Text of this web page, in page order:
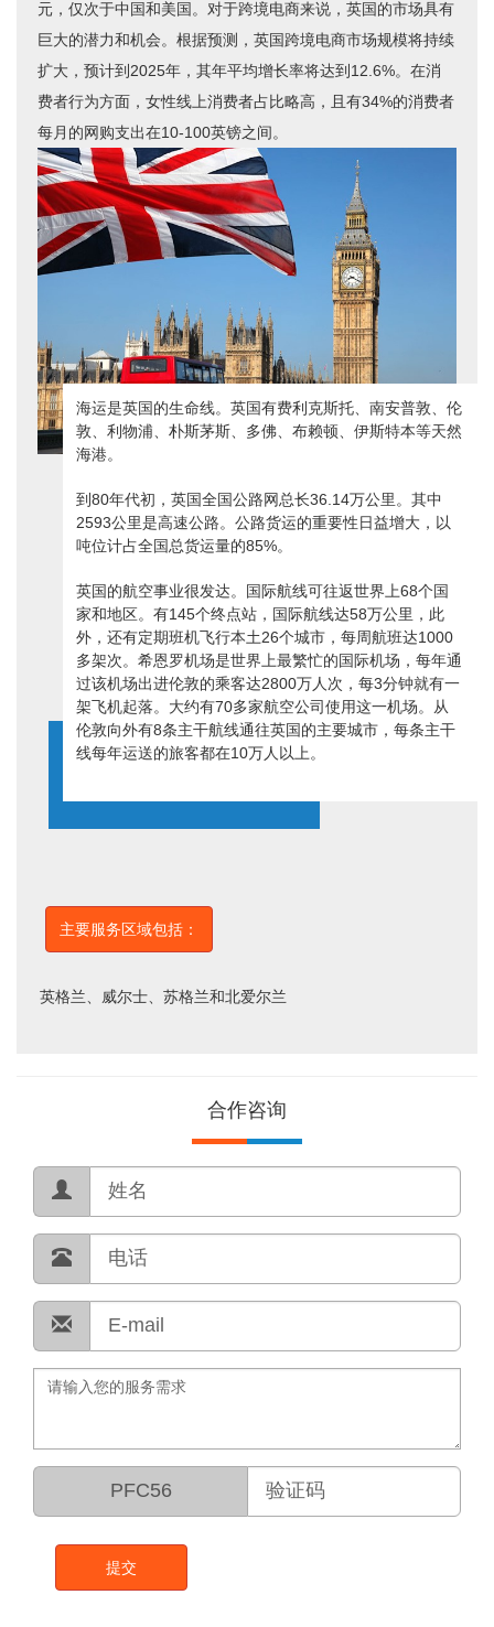
元，仅次于中国和美国。对于跨境电商来说，英国的市场具有
巨大的潜力和机会。根据预测，英国跨境电商市场规模将持续
扩大，预计到2025年，其年平均增长率将达到12.6%。在消
费者行为方面，女性线上消费者占比略高，且有34%的消费者
每月的网购支出在10-100英镑之间。
海运是英国的生命线。英国有费利克斯托、南安普敦、伦
敦、利物浦、朴斯茅斯、多佛、布赖顿、伊斯特本等天然
海港。
到80年代初，英国全国公路网总长36.14万公里。其中
2593公里是高速公路。公路货运的重要性日益增大，以
吨位计占全国总货运量的85%。
英国的航空事业很发达。国际航线可往返世界上68个国
家和地区。有145个终点站，国际航线达58万公里，此
外，还有定期班机飞行本土26个城市，每周航班达1000
多架次。希恩罗机场是世界上最繁忙的国际机场，每年通
过该机场出进伦敦的乘客达2800万人次，每3分钟就有一
架飞机起落。大约有70多家航空公司使用这一机场。从
伦敦向外有8条主干航线通往英国的主要城市，每条主干
线每年运送的旅客都在10万人以上。
主要服务区域包括：
英格兰、威尔士、苏格兰和北爱尔兰
合作咨询
PFC56
提交